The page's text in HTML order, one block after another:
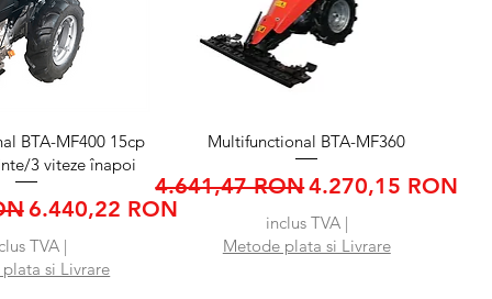
rapidă
BTA-MF400 15cp
3 viteze înapoi
Preț redus
6.440,22 RON
TVA |
si Livrare
Afișare rapidă
Multifunctional BTA-MF360
Preț normal
4.641,47 RONPreț redus
4.270,15 RON
inclus TVA|
Metode plata si Livrare